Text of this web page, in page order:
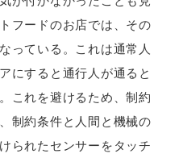
フードのお店では、その
っている。これは通常人
にすると通行人が通ると
これを避けるため、制約
制約条件と人間と機械の
られたセンサーをタッチ